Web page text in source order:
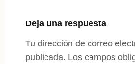
Deja una respuesta
Tu dirección de correo
publicada. Los campos